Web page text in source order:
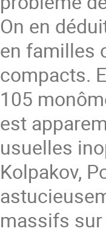
On en
en familles
compacts.
105
est
usuelles
Kolpakov,
massifs